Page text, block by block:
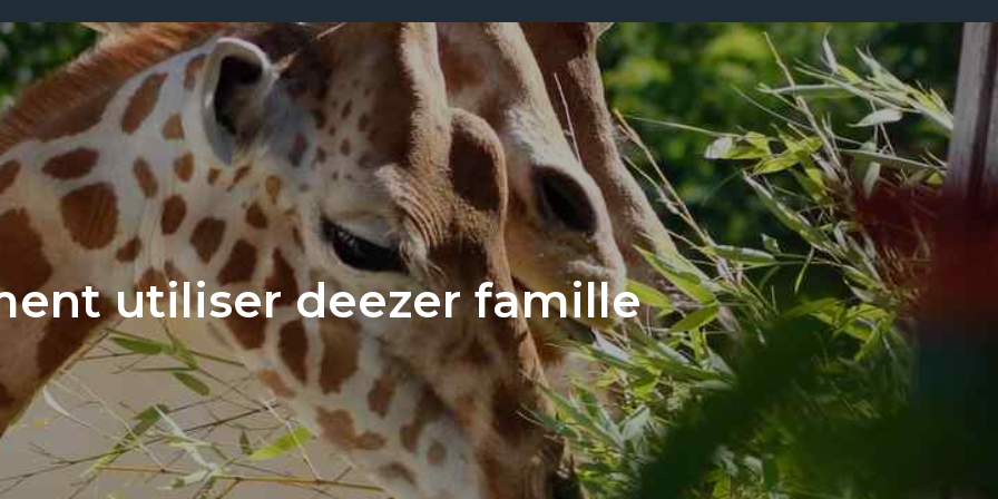
utiliser deezer famille